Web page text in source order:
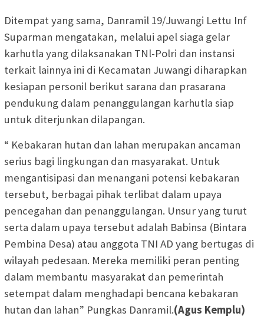
Ditempat yang sama, Danramil 19/Juwangi Lettu Inf
Suparman mengatakan, melalui apel siaga gelar
karhutla yang dilaksanakan TNl-Polri dan instansi
terkait lainnya ini di Kecamatan Juwangi diharapkan
kesiapan personil berikut sarana dan prasarana
pendukung dalam penanggulangan karhutla siap
untuk diterjunkan dilapangan.
“ Kebakaran hutan dan lahan merupakan ancaman
serius bagi lingkungan dan masyarakat. Untuk
mengantisipasi dan menangani potensi kebakaran
tersebut, berbagai pihak terlibat dalam upaya
pencegahan dan penanggulangan. Unsur yang turut
serta dalam upaya tersebut adalah Babinsa (Bintara
Pembina Desa) atau anggota TNI AD yang bertugas di
wilayah pedesaan. Mereka memiliki peran penting
dalam membantu masyarakat dan pemerintah
setempat dalam menghadapi bencana kebakaran
hutan dan lahan” Pungkas Danramil.(Agus Kemplu)